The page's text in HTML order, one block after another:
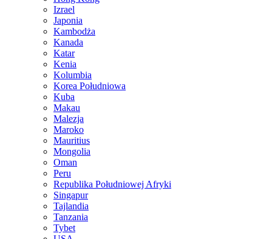
Izrael
Japonia
Kambodża
Kanada
Katar
Kenia
Kolumbia
Korea Południowa
Kuba
Makau
Malezja
Maroko
Mauritius
Mongolia
Oman
Peru
Republika Południowej Afryki
Singapur
Tajlandia
Tanzania
Tybet